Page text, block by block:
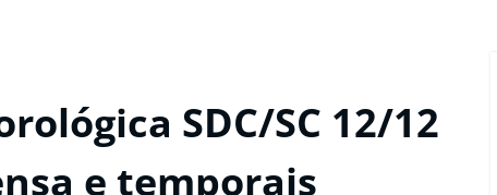
SDC/SC 12/12
e temporais